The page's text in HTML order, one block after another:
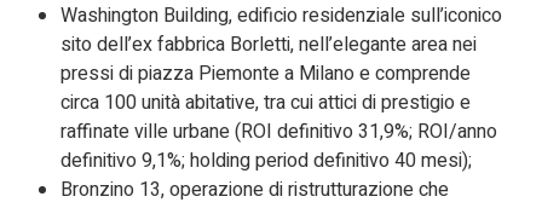
Washington Building, edificio residenziale sull’iconico
sito dell’ex fabbrica Borletti, nell’elegante area nei
pressi di piazza Piemonte a Milano e comprende
circa 100 unità abitative, tra cui attici di prestigio e
raffinate ville urbane (ROI definitivo 31,9%; ROI/anno
definitivo 9,1%; holding period definitivo 40 mesi);
Bronzino 13, operazione di ristrutturazione che